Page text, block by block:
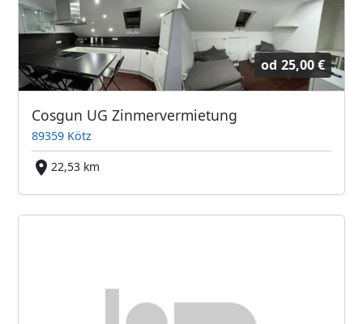
od 25,00 €
Cosgun UG Zinmervermietung
89359 Kötz
22,53 km